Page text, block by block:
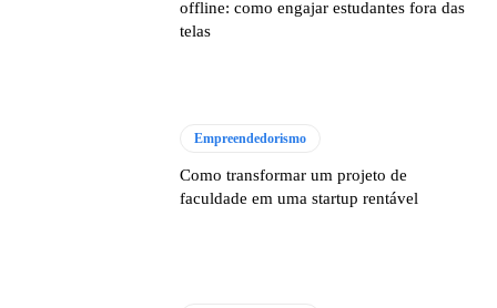
offline: como engajar estudantes fora das
telas
Empreendedorismo
Como transformar um projeto de
faculdade em uma startup rentável